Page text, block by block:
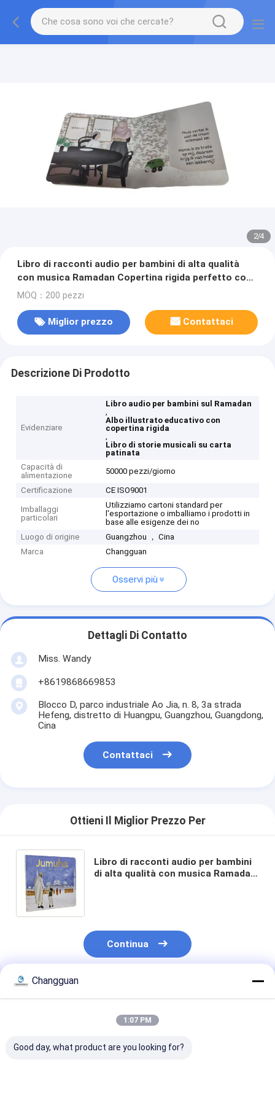
2/4
Libro di racconti audio per bambini di alta qualità
con musica Ramadan Copertina rigida perfetto con
contenuti didattici Carta d'arte
MOQ：200 pezzi
Miglior prezzo Contattaci
Descrizione Di Prodotto
Evidenziare
Libro audio per bambini sul Ramadan
,
Albo illustrato educativo con
copertina rigida
,
Libro di storie musicali su carta
patinata
Capacità di
alimentazione
50000 pezzi/giorno
Certificazione CE ISO9001
Imballaggi
particolari
Utilizziamo cartoni standard per
l'esportazione o imballiamo i prodotti in
base alle esigenze dei no
Luogo di origine
Guangzhou ， Cina
Marca
Changguan
Osservi più
Dettagli Di Contatto
Miss. Wandy
+8619868669853
Blocco D, parco industriale Ao Jia, n. 8, 3a strada
Hefeng, distretto di Huangpu, Guangzhou, Guangdong,
Cina
Contattaci
Ottieni Il Miglior Prezzo Per
Libro di racconti audio per bambini
di alta qualità con musica Ramadan
Continua
Prodotti Raccomandati
Changguan
1:07 PM
Good day, what product are you looking for?